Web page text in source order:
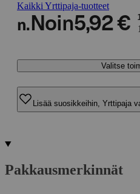
Kaikki Yrttipaja-tuotteet
n. Noin5,92 €
Valitse
Lisää suosikkeihin, Yrttipaja
Pakkausmerkinnät